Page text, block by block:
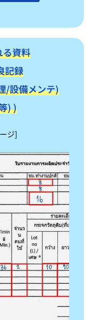
る資料
記録
/設備メンテ)
) )
ジ]